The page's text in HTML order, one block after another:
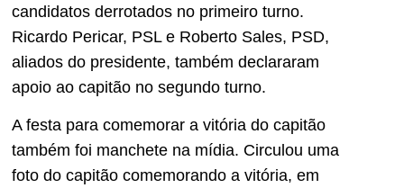
candidatos derrotados no primeiro turno.
Ricardo Pericar, PSL e Roberto Sales, PSD,
aliados do presidente, também declararam
apoio ao capitão no segundo turno.
A festa para comemorar a vitória do capitão
também foi manchete na mídia. Circulou uma
foto do capitão comemorando a vitória, em